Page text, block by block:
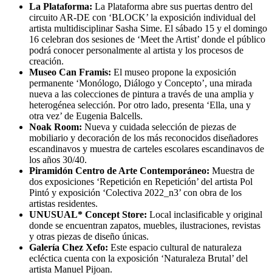
La Plataforma: La Plataforma abre sus puertas dentro del
circuito AR-DE con ‘BLOCK’ la exposición individual del
artista multidisciplinar Sasha Sime. El sábado 15 y el domingo
16 celebran dos sesiones de ‘Meet the Artist’ donde el público
podrá conocer personalmente al artista y los procesos de
creación.
Museo Can Framis: El museo propone la exposición
permanente ‘Monólogo, Diálogo y Concepto’, una mirada
nueva a las colecciones de pintura a través de una amplia y
heterogénea selección. Por otro lado, presenta ‘Ella, una y
otra vez’ de Eugenia Balcells.
Noak Room: Nueva y cuidada selección de piezas de
mobiliario y decoración de los más reconocidos diseñadores
escandinavos y muestra de carteles escolares escandinavos de
los años 30/40.
Piramidón Centro de Arte Contemporáneo: Muestra de
dos exposiciones ‘Repetición en Repetición’ del artista Pol
Pintó y exposición ‘Colectiva 2022_n3’ con obra de los
artistas residentes.
UNUSUAL* Concept Store: Local inclasificable y original
donde se encuentran zapatos, muebles, ilustraciones, revistas
y otras piezas de diseño únicas.
Galería Chez Xefo: Este espacio cultural de naturaleza
ecléctica cuenta con la exposición ‘Naturaleza Brutal’ del
artista Manuel Pijoan.